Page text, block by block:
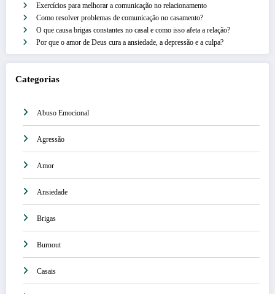
Exercícios para melhorar a comunicação no relacionamento
Como resolver problemas de comunicação no casamento?
O que causa brigas constantes no casal e como isso afeta a relação?
Por que o amor de Deus cura a ansiedade, a depressão e a culpa?
Categorias
Abuso Emocional
Agressão
Amor
Ansiedade
Brigas
Burnout
Casais